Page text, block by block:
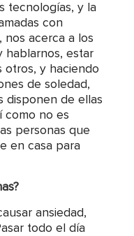
tecnologías, y la
con
nos acerca a los
hablarnos, estar
otros, y haciendo
de soledad,
disponen de ellas
como no es
personas que
en casa para
ansiedad,
todo el día